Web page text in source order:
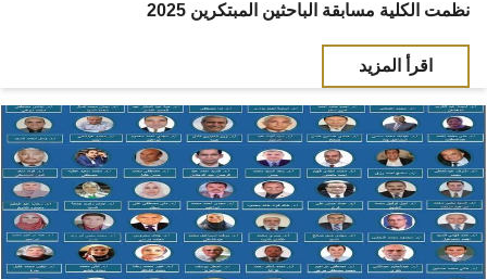
نظمت الكلية مسابقة الباحثين المبتكرين 2025
اقرأ المزيد